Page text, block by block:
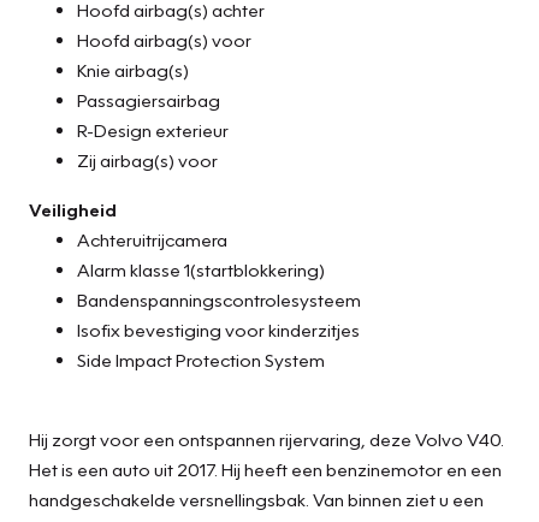
Hoofd airbag(s) achter
Hoofd airbag(s) voor
Knie airbag(s)
Passagiersairbag
R-Design exterieur
Zij airbag(s) voor
Veiligheid
Achteruitrijcamera
Alarm klasse 1(startblokkering)
Bandenspanningscontrolesysteem
Isofix bevestiging voor kinderzitjes
Side Impact Protection System
Hij zorgt voor een ontspannen rijervaring, deze Volvo V40.
Het is een auto uit 2017. Hij heeft een benzinemotor en een
handgeschakelde versnellingsbak. Van binnen ziet u een